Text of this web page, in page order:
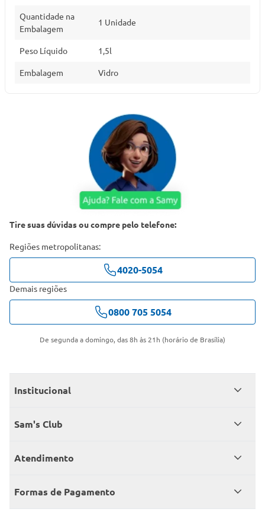
Quantidade na
Embalagem
1 Unidade
Peso Líquido 1,5l
Embalagem Vidro
Tire suas dúvidas ou compre pelo telefone:
Regiões metropolitanas:
4020-5054
Demais regiões
0800 705 5054
De segunda a domingo, das 8h às 21h (horário de Brasília)
Institucional
Quem somos
Encontre um Clube
Sam's Club
Seja sócio
Member’s Mark
Atendimento
Fale conosco
Atendimento em libras
Formas de Pagamento